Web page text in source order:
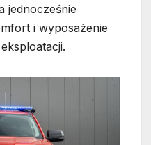
jednocześnie
i wyposażenie